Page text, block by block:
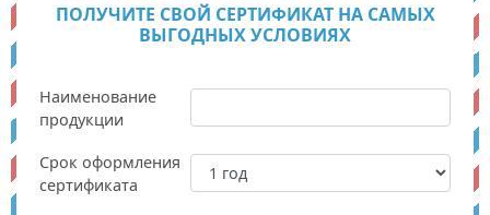
ПОЛУЧИТЕ СВОЙ СЕРТИФИКАТ НА САМЫХ
ВЫГОДНЫХ УСЛОВИЯХ
Наименование
продукции
Срок оформления
сертификата